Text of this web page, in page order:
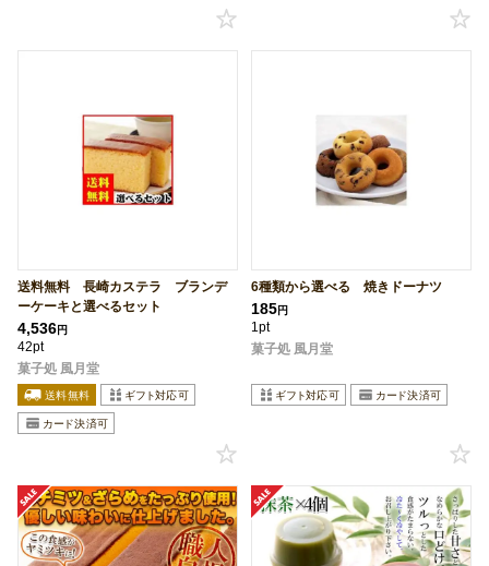
送料無料 長崎カステラ ブランデ
ーケーキと選べるセット
4,536円
42pt
菓子処 風月堂
6種類から選べる 焼きドーナツ
185円
1pt
菓子処 風月堂